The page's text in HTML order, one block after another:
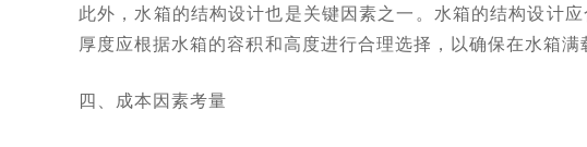
此外，水箱的结构设计也是关键因素之一。水箱的结构设计
厚度应根据水箱的容积和高度进行合理选择，以确保在水箱
四、成本因素考量